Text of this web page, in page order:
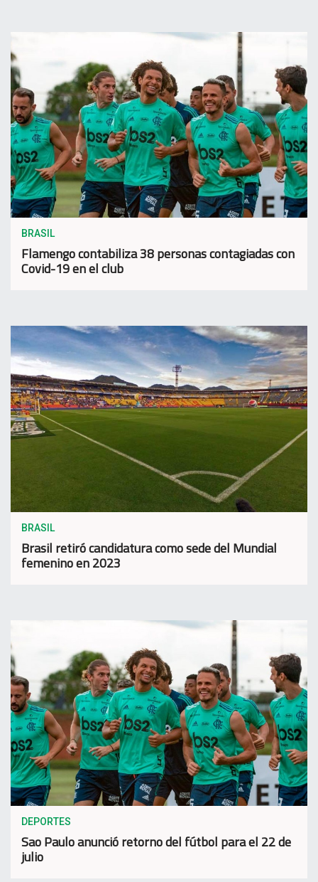
BRASIL
Flamengo contabiliza 38 personas contagiadas con
Covid-19 en el club
BRASIL
Brasil retiró candidatura como sede del Mundial
femenino en 2023
DEPORTES
Sao Paulo anunció retorno del fútbol para el 22 de
julio